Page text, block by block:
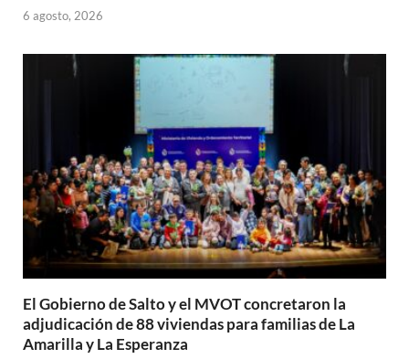
6 agosto, 2026
El Gobierno de Salto y el MVOT concretaron la
adjudicación de 88 viviendas para familias de La
Amarilla y La Esperanza